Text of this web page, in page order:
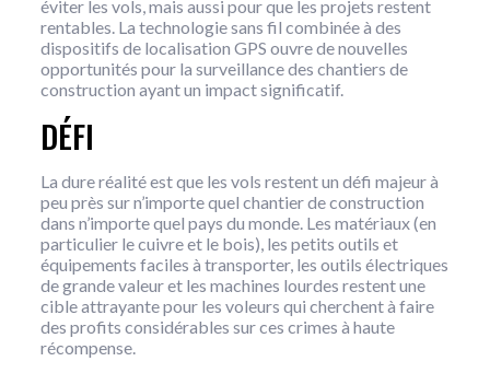
éviter les vols, mais aussi pour que les projets restent
rentables. La technologie sans fil combinée à des
dispositifs de localisation GPS ouvre de nouvelles
opportunités pour la surveillance des chantiers de
construction ayant un impact significatif.
DÉFI
La dure réalité est que les vols restent un défi majeur à
peu près sur n’importe quel chantier de construction
dans n’importe quel pays du monde. Les matériaux (en
particulier le cuivre et le bois), les petits outils et
équipements faciles à transporter, les outils électriques
de grande valeur et les machines lourdes restent une
cible attrayante pour les voleurs qui cherchent à faire
des profits considérables sur ces crimes à haute
récompense.